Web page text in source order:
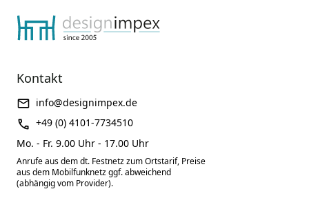
Kontakt
info@designimpex.de
+49 (0) 4101-7734510
Mo. - Fr. 9.00 Uhr - 17.00 Uhr
Anrufe aus dem dt. Festnetz zum Ortstarif, Preise
aus dem Mobilfunknetz ggf. abweichend
(abhängig vom Provider).